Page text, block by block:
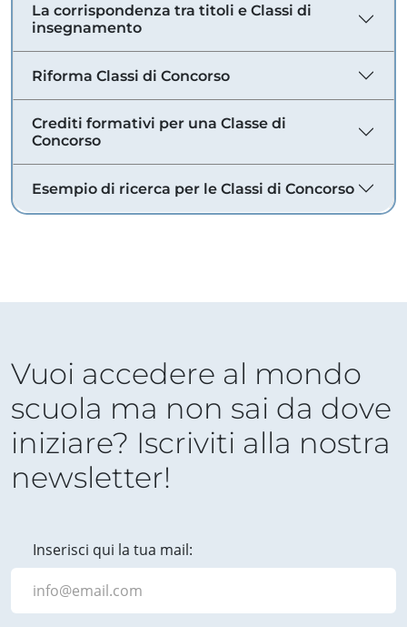
La corrispondenza tra titoli e Classi di
insegnamento
Riforma Classi di Concorso
Crediti formativi per una Classe di
Concorso
Esempio di ricerca per le Classi di Concorso
Vuoi accedere al mondo
scuola ma non sai da dove
iniziare? Iscriviti alla nostra
newsletter!
Inserisci qui la tua mail: